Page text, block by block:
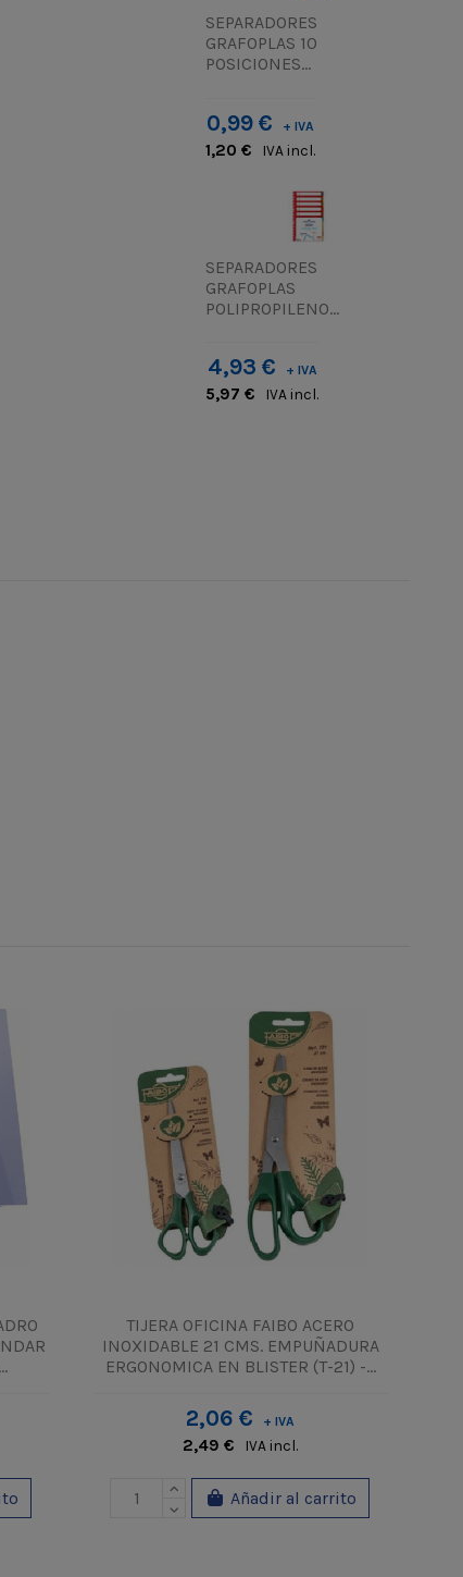
SEPARADORES
GRAFOPLAS 10
POSICIONES...
0,99 € + IVA
1,20 € IVA incl.
SEPARADORES
GRAFOPLAS
POLIPROPILENO...
4,93 € + IVA
5,97 € IVA incl.
TIJERA OFICINA FAIBO ACERO
INOXIDABLE 21 CMS. EMPUÑADURA
ERGONOMICA EN BLISTER (T-21) -...
2,06 € + IVA
2,49 € IVA incl.
Añadir al carrito